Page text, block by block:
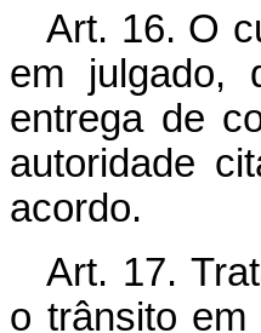
Art. 16. O
em julgado,
entrega de
autoridade
acordo.
Art. 17.
o trânsito em